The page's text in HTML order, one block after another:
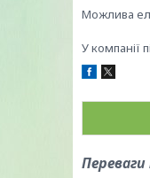
У компанії